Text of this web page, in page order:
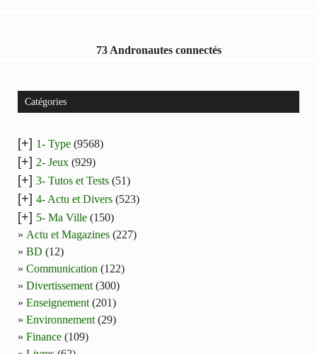
73 Andronautes connectés
Catégories
[+] 1- Type (9568)
[+] 2- Jeux (929)
[+] 3- Tutos et Tests (51)
[+] 4- Actu et Divers (523)
[+] 5- Ma Ville (150)
Actu et Magazines (227)
BD (12)
Communication (122)
Divertissement (300)
Enseignement (201)
Environnement (29)
Finance (109)